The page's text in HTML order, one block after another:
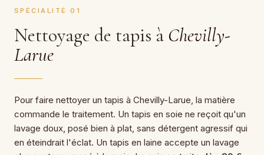
SPÉCIALITÉ 01
Nettoyage de tapis à Chevilly-
Larue
Pour faire nettoyer un tapis à Chevilly-Larue, la matière
commande le traitement. Un tapis en soie ne reçoit qu'un
lavage doux, posé bien à plat, sans détergent agressif qui
en éteindrait l'éclat. Un tapis en laine accepte un lavage